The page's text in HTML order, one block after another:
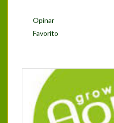
Opinar
Favorito